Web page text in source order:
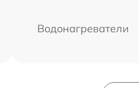
Водонагреватели